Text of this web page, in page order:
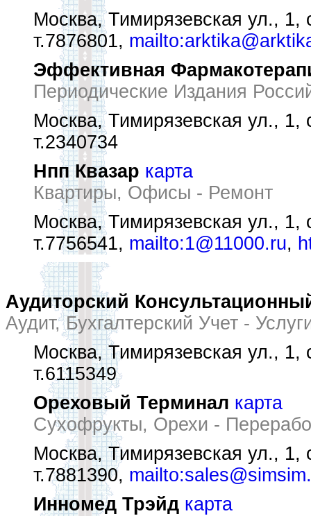
Москва, Тимирязевская ул., 1,
т.7876801,
Эффективная
Периодические Издания
Москва, Тимирязевская ул., 1,
т.2340734
Нпп Квазар карта
Квартиры, Офисы - Ремонт
Москва, Тимирязевская ул., 1,
т.7756541, mailto:1@11000.ru,
Аудиторский
Аудит, Бухгалтерский Учет -
Москва, Тимирязевская ул., 1,
т.6115349
Ореховый Терминал карта
Сухофрукты, Орехи -
Москва, Тимирязевская ул., 1,
т.7881390,
Инномед Трэйд карта